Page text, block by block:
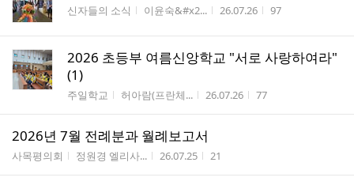
게시판명
신자들의 소식 작성자
이윤숙&#x2... 작성시간
26.07.26 조회수
97
2026 초등부 여름신앙학교 "서로 사랑하여라"
(1)
게시판명
주일학교 작성자
허아람(프란체... 작성시간
26.07.26 조회수
77
2026년 7월 전례분과 월례보고서
게시판명
사목평의회 작성자
정원경 엘리사... 작성시간
26.07.25 조회수
21